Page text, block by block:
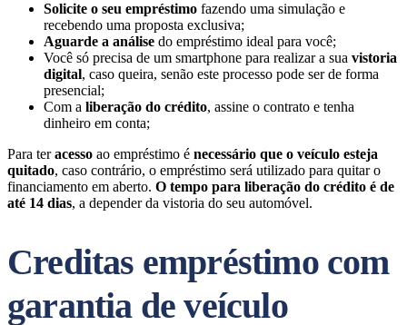
Solicite o seu empréstimo fazendo uma simulação e
recebendo uma proposta exclusiva;
Aguarde a análise do empréstimo ideal para você;
Você só precisa de um smartphone para realizar a sua vistoria
digital, caso queira, senão este processo pode ser de forma
presencial;
Com a liberação do crédito, assine o contrato e tenha
dinheiro em conta;
Para teracesso ao empréstimo é necessário que o veículo esteja
quitado, caso contrário, o empréstimo será utilizado para quitar o
financiamento em aberto. O tempo para liberação do crédito é de
até 14 dias, a depender da vistoria do seu automóvel.
Creditas empréstimo com
garantia de veículo